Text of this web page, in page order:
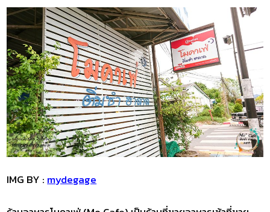
IMG BY : mydegage